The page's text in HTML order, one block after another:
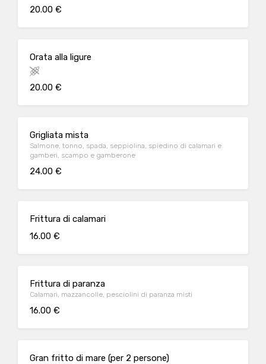
20.00 €
Orata alla ligure
20.00 €
Grigliata mista
Salmone, tonno, spada, seppiolina, spiedino di calamari e
gamberi, scampo e gamberone
24.00 €
Frittura di calamari
16.00 €
Frittura di paranza
Calamari, mazzancolle, pesciolini di paranza misti
16.00 €
Gran fritto di mare (per 2 persone)